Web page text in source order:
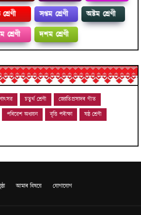
সপ্তম শ্ৰেণী
অষ্টম শ্ৰেণী
শ্ৰেণী
দশম শ্ৰেণী
চতুৰ্থ শ্ৰেণী
জ্যোতিপ্ৰসাদৰ গীত
পৰিৱেশ অধ্যয়ন বৃত্তি পৰীক্ষা
ষষ্ঠ শ্ৰেণী
আমাৰ বিষয়ে যোগাযোগ